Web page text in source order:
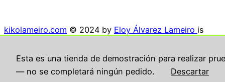
Esta es una tienda de demostración para realizar
— no se completará ningún pedido.
Descartar
kikolameiro.com © 2024 by Eloy Álvarez Lameiro is
NonCommercial-NoDerivatives 4.0 International